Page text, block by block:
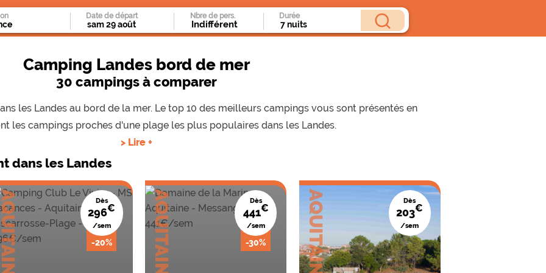
Date de départ Durée
Nbre de pers.
Camping Landes bord de mer
30 campings à comparer
les Landes au bord de la mer. Le top 10 des meilleurs campings vous sont présentés en
les campings proches d'une plage les plus populaires dans les Landes.
> Lire +
dans les Landes
Dès
296€
/sem
-20% AQUITAINE Dès
441€
/sem
-30% AQUITAINE Dès
203€
/sem